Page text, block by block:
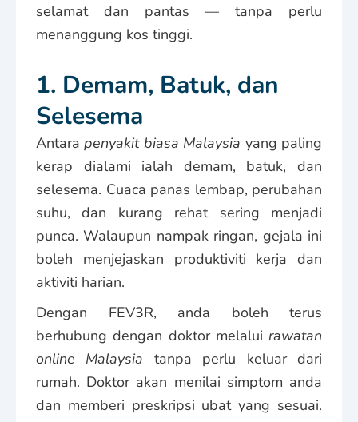
selamat dan pantas — tanpa perlu
menanggung kos tinggi.
1. Demam, Batuk, dan
Selesema
Antarapenyakit biasa Malaysia yang paling
kerap dialami ialah demam, batuk, dan
selesema. Cuaca panas lembap, perubahan
suhu, dan kurang rehat sering menjadi
punca. Walaupun nampak ringan, gejala ini
boleh menjejaskan produktiviti kerja dan
aktiviti harian.
Dengan FEV3R, anda boleh terus
berhubung dengan doktor melalui rawatan
online Malaysia tanpa perlu keluar dari
rumah. Doktor akan menilai simptom anda
dan memberi preskripsi ubat yang sesuai.